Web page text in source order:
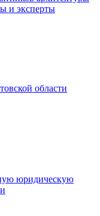
и эксперты
области
юридическую